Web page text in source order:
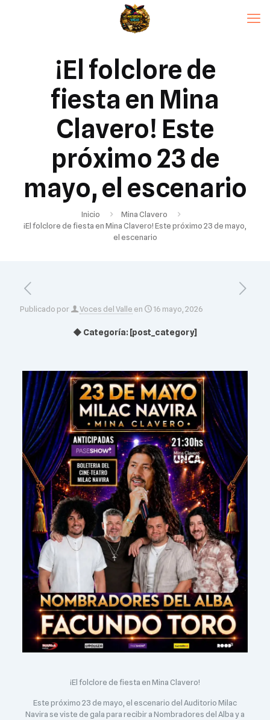
¡El folclore de
fiesta en Mina
Clavero! Este
próximo 23 de
mayo, el escenario
Inicio
Mina Clavero
¡El folclore de fiesta en Mina Clavero! Este próximo 23 de mayo,
el escenario
Publicado por Voces del Valle en 16 mayo, 2026
◆ Categoría: [post_category]
¡El folclore de fiesta en Mina Clavero!
Este próximo 23 de mayo, el escenario del Auditorio Milac
Navira se viste de gala para recibir a Nombradores del Alba y a